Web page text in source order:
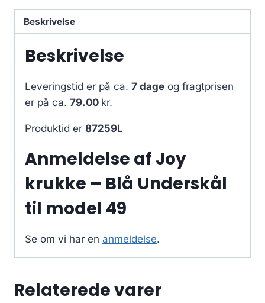
Beskrivelse
Beskrivelse
Leveringstid er på ca. 7 dage og fragtprisen
er på ca. 79.00 kr.
Produktid er 87259L
Anmeldelse af Joy
krukke – Blå Underskål
til model 49
Se om vi har en anmeldelse.
Relaterede varer